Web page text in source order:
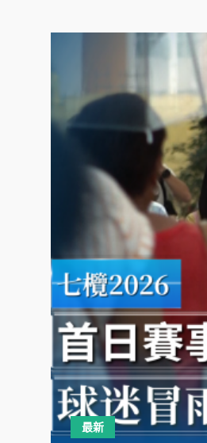
最新